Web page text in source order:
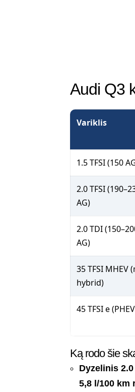
Audi Q3
Variklis
1.5 TFSI (150
2.0 TFSI
AG)
2.0 TDI
AG)
35 TFSI MHEV
hybrid)
45 TFSI e
Ką rodo šie
Dyzelinis 2.0
5,8 l/100 km